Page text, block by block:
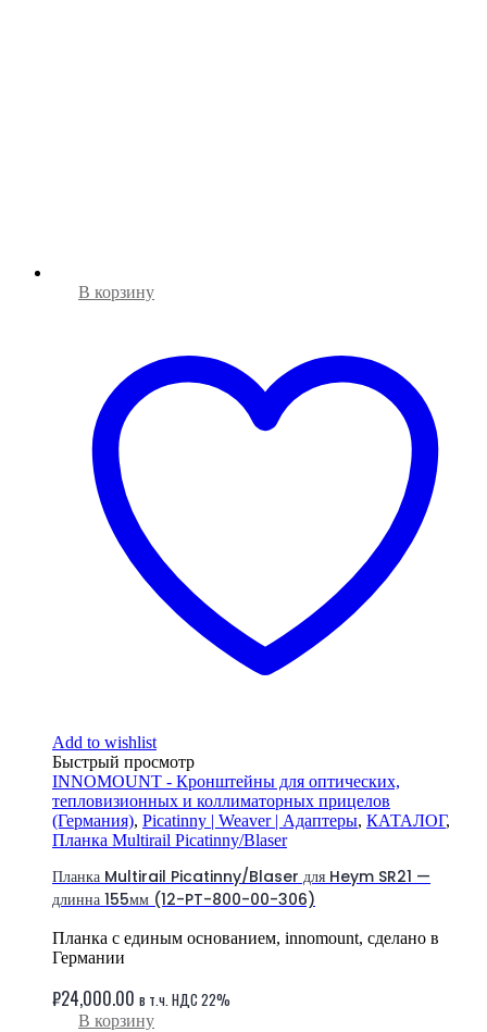
В корзину
Add to wishlist
Быстрый просмотр
INNOMOUNT - Кронштейны для оптических,
тепловизионных и коллиматорных прицелов
(Германия), Picatinny | Weaver | Адаптеры, КАТАЛОГ,
Планка Multirail Picatinny/Blaser
Планка Multirail Picatinny/Blaser для Heym SR21 —
длинна 155мм (12-PT-800-00-306)
Планка с единым основанием, innomount, сделано в
Германии
₽24,000.00 в т.ч. НДС 22%
В корзину